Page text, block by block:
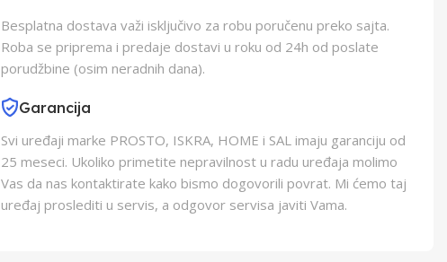
Besplatna dostava važi isključivo za robu poručenu preko sajta.
Roba se priprema i predaje dostavi u roku od 24h od poslate
porudžbine (osim neradnih dana).
Garancija
Svi uređaji marke PROSTO, ISKRA, HOME i SAL imaju garanciju od
25 meseci. Ukoliko primetite nepravilnost u radu uređaja molimo
Vas da nas kontaktirate kako bismo dogovorili povrat. Mi ćemo taj
uređaj proslediti u servis, a odgovor servisa javiti Vama.